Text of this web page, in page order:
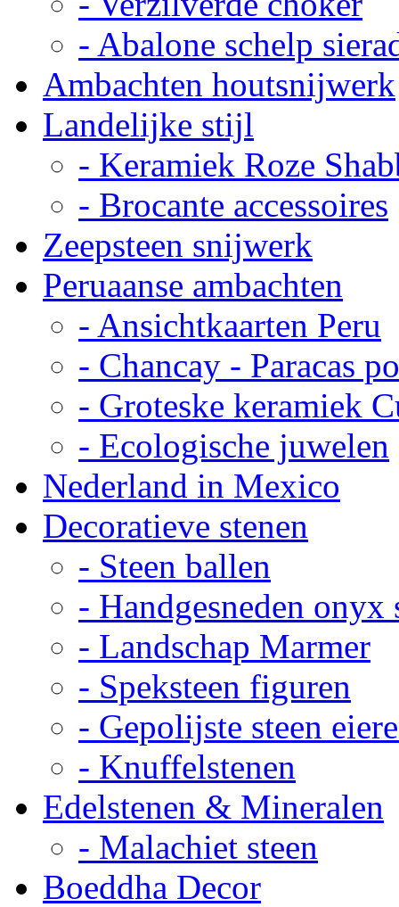
- Abalone schelp
Ambachten houtsnijwerk
Landelijke stijl
- Keramiek Roze
- Brocante accessoires
Zeepsteen snijwerk
Peruaanse ambachten
- Ansichtkaarten Peru
- Chancay - Paracas
- Groteske keramiek
- Ecologische juwelen
Nederland in Mexico
Decoratieve stenen
- Steen ballen
- Handgesneden onyx
- Landschap Marmer
- Speksteen figuren
- Gepolijste steen
- Knuffelstenen
Edelstenen & Mineralen
- Malachiet steen
Boeddha Decor